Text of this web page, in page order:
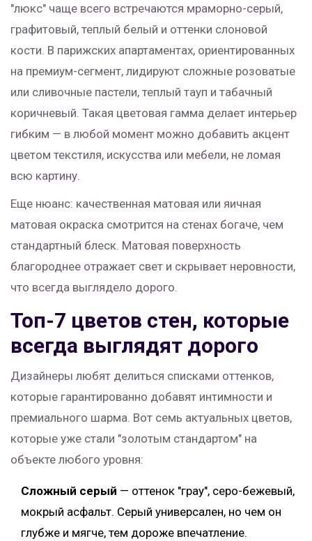
"люкс" чаще всего встречаются мраморно-серый,
графитовый, теплый белый и оттенки слоновой
кости. В парижских апартаментах, ориентированных
на премиум-сегмент, лидируют сложные розоватые
или сливочные пастели, теплый тауп и табачный
коричневый. Такая цветовая гамма делает интерьер
гибким — в любой момент можно добавить акцент
цветом текстиля, искусства или мебели, не ломая
всю картину.
Еще нюанс: качественная матовая или яичная
матовая окраска смотрится на стенах богаче, чем
стандартный блеск. Матовая поверхность
благороднее отражает свет и скрывает неровности,
что всегда выглядело дорого.
Топ-7 цветов стен, которые
всегда выглядят дорого
Дизайнеры любят делиться списками оттенков,
которые гарантированно добавят интимности и
премиального шарма. Вот семь актуальных цветов,
которые уже стали "золотым стандартом" на
объекте любого уровня:
Сложный серый — оттенок "грау", серо-бежевый,
мокрый асфальт. Серый универсален, но чем он
глубже и мягче, тем дороже впечатление.